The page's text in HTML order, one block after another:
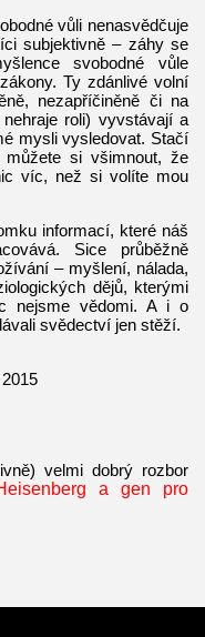
vůli nenasvědčuje
subjektivně – záhy se
svobodné vůle
Ty zdánlivé volní
nezapříčiněně či na
roli) vyvstávají a
mysli vysledovat. Stačí
můžete si všimnout, že
víc, než si volíte mou
informací, které náš
Sice průběžně
– myšlení, nálada,
dějů, kterými
nejsme vědomi. A i o
svědectví jen stěží.
velmi dobrý rozbor
a gen pro